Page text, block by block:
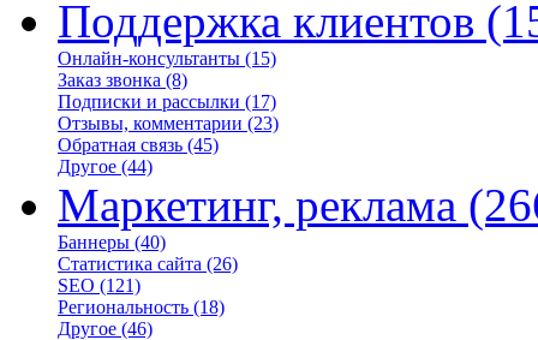
Поддержка клиентов
Онлайн-консультанты (15)
Заказ звонка (8)
Подписки и рассылки (17)
Отзывы, комментарии (23)
Обратная связь (45)
Другое (44)
Маркетинг, реклама
Баннеры (40)
Статистика сайта (26)
SEO (121)
Региональность (18)
Другое (46)